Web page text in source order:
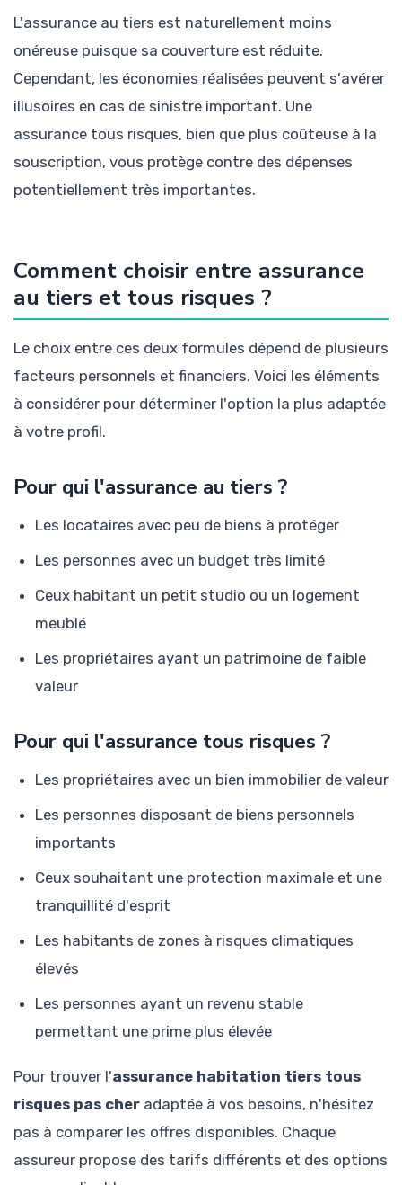
L'assurance au tiers est naturellement moins
onéreuse puisque sa couverture est réduite.
Cependant, les économies réalisées peuvent s'avérer
illusoires en cas de sinistre important. Une
assurance tous risques, bien que plus coûteuse à la
souscription, vous protège contre des dépenses
potentiellement très importantes.
Comment choisir entre assurance
au tiers et tous risques ?
Le choix entre ces deux formules dépend de plusieurs
facteurs personnels et financiers. Voici les éléments
à considérer pour déterminer l'option la plus adaptée
à votre profil.
Pour qui l'assurance au tiers ?
Les locataires avec peu de biens à protéger
Les personnes avec un budget très limité
Ceux habitant un petit studio ou un logement
meublé
Les propriétaires ayant un patrimoine de faible
valeur
Pour qui l'assurance tous risques ?
Les propriétaires avec un bien immobilier de valeur
Les personnes disposant de biens personnels
importants
Ceux souhaitant une protection maximale et une
tranquillité d'esprit
Les habitants de zones à risques climatiques
élevés
Les personnes ayant un revenu stable
permettant une prime plus élevée
Pour trouver l'assurance habitation tiers tous
risques pas cher adaptée à vos besoins, n'hésitez
pas à comparer les offres disponibles. Chaque
assureur propose des tarifs différents et des options